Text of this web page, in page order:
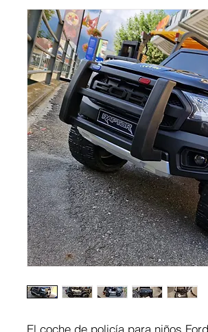
El coche de policía para niños